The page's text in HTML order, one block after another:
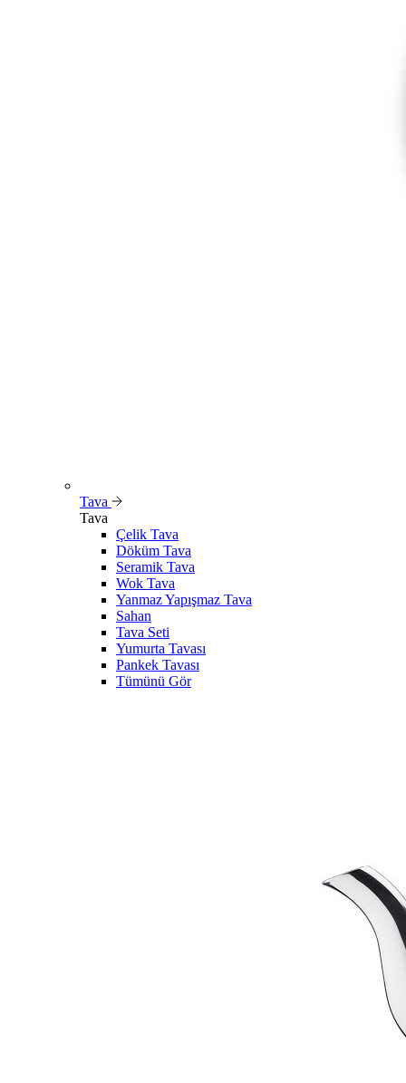
Tava
Tava
Çelik Tava
Döküm Tava
Seramik Tava
Wok Tava
Yanmaz Yapışmaz Tava
Sahan
Tava Seti
Yumurta Tavası
Pankek Tavası
Tümünü Gör